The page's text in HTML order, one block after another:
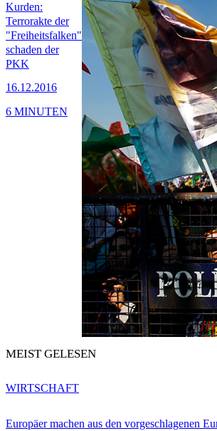
Kurden:
Terrorakte der
"Freiheitsfalken"
schaden der
PKK
16.12.2016
6 MINUTEN
MEIST GELESEN
Europäer machen aus den vorgeschlagenen
WIRTSCHAFT